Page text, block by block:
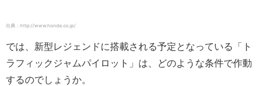
出典：http://www.honda.co.jp/
では、新型レジェンドに搭載される予定となっている「ト
ラフィックジャムパイロット」は、どのような条件で作動
するのでしょうか。